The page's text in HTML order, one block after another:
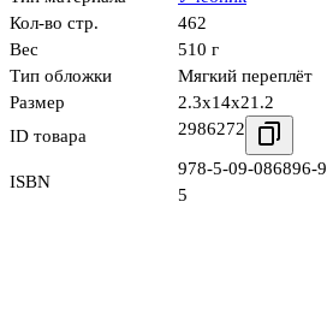
Кол-во стр.
462
Вес
510 г
Тип обложки
Мягкий переплёт
Размер
2.3x14x21.2
ID товара
2986272
ISBN
978-5-09-086896-9
5